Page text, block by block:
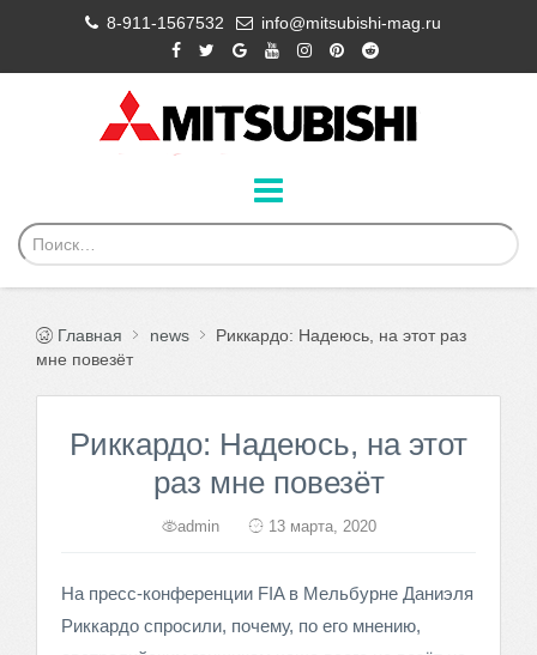
8-911-1567532 info@mitsubishi-mag.ru
Главная news
Риккардо: Надеюсь, на этот раз
мне повезёт
Риккардо: Надеюсь, на этот
раз мне повезёт
admin 13 марта, 2020
На пресс-конференции FIA в Мельбурне Даниэля
Риккардо спросили, почему, по его мнению,